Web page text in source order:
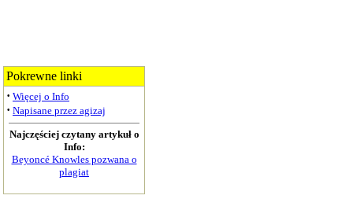
Pokrewne linki
· Więcej o Info
· Napisane przez agizaj
Najczęściej czytany artykuł o
Info:
Beyoncé Knowles pozwana o
plagiat